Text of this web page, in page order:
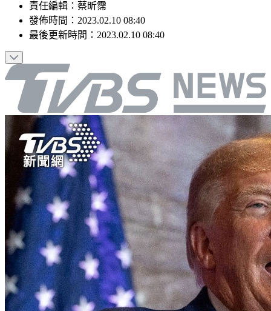
發佈時間： 2023.02.10 08:40
最後更新時間：2023.02.10 08:40